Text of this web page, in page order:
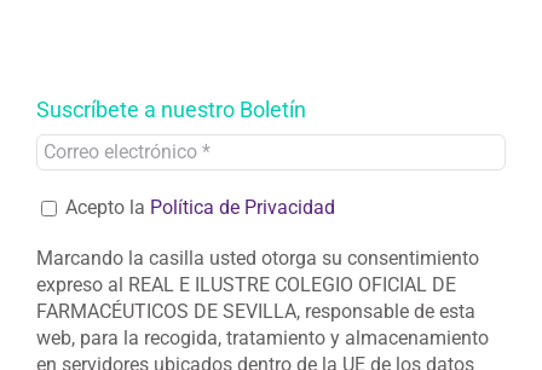
Acepto la
Marcando la casilla usted otorga su consentimiento
expreso al REAL E ILUSTRE COLEGIO OFICIAL DE
FARMACÉUTICOS DE SEVILLA, responsable de esta
web, para la recogida, tratamiento y almacenamiento